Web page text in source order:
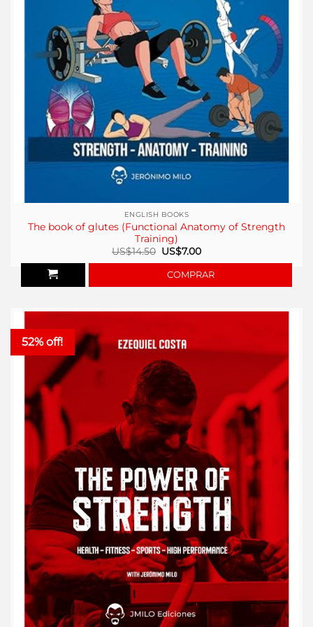
ENGLISH BOOKS
The book of glutes (Functional Anatomy of Strength
Training)
US$14.50 El
precio
original
era:
US$14.50.
US$7.00El
actual
es:
US$7.00.
COMPRAR
52% off!